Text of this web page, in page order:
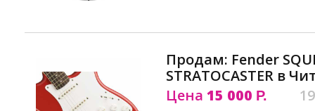
Продам: Fender
STRATOCASTER в
Цена 15 000 Р.